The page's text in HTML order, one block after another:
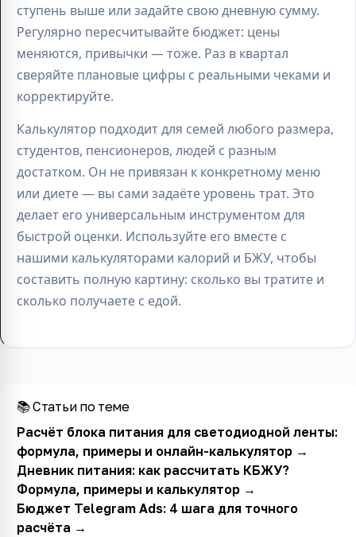
ступень выше или задайте свою дневную сумму.
Регулярно пересчитывайте бюджет: цены
меняются, привычки — тоже. Раз в квартал
сверяйте плановые цифры с реальными чеками и
корректируйте.
Калькулятор подходит для семей любого размера,
студентов, пенсионеров, людей с разным
достатком. Он не привязан к конкретному меню
или диете — вы сами задаёте уровень трат. Это
делает его универсальным инструментом для
быстрой оценки. Используйте его вместе с
нашими калькуляторами калорий и БЖУ, чтобы
составить полную картину: сколько вы тратите и
сколько получаете с едой.
📚 Статьи по теме
Расчёт блока питания для светодиодной ленты:
формула, примеры и онлайн-калькулятор→
Дневник питания: как рассчитать КБЖУ?
Формула, примеры и калькулятор→
Бюджет Telegram Ads: 4 шага для точного
расчёта →